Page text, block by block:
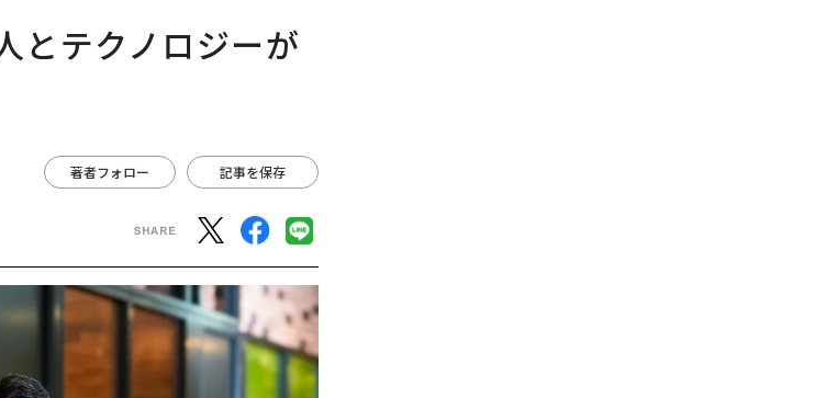
テクノロジーが
著者フォロー 記事を保存